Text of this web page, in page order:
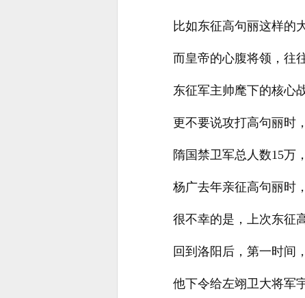
比如东征高句丽这样的
而皇帝的心腹将领，往
东征军主帅麾下的核心
更不要说攻打高句丽时
隋国禁卫军总人数15万
杨广去年亲征高句丽时
很不幸的是，上次东征
回到洛阳后，第一时间
他下令给左翊卫大将军